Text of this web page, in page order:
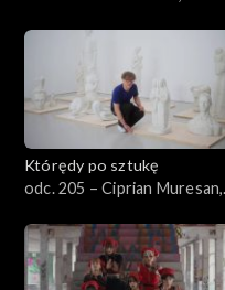
Którędy po sztukę
odc. 205 – Ciprian Muresan,
Balast”